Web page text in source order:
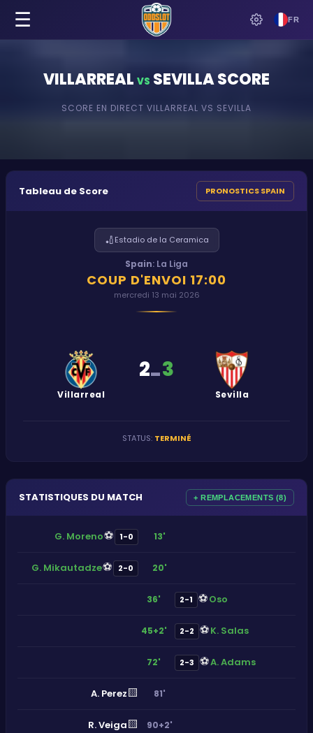
FR
☰
VILLARREAL VS SEVILLASCORE
SCORE EN DIRECT VILLARREAL VS SEVILLA
Tableau de Score PRONOSTICS SPAIN
🏏Estadio de la Ceramica
Spain: La Liga
COUP D'ENVOI 17:00
mercredi 13 mai 2026
Villarreal
2-3
Sevilla
STATUS: TERMINÉ
STATISTIQUES DU MATCH + REMPLACEMENTS (8)
G. Moreno⚽ 1-0 13'
G. Mikautadze⚽ 2-0 20'
36' 2-1 ⚽Oso
45+2' 2-2 ⚽K. Salas
72' 2-3 ⚽A. Adams
A. Perez🟨 81'
R. Veiga🟨 90+2'